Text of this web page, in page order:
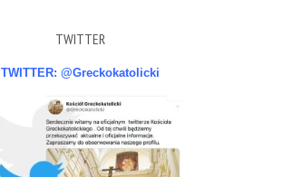
TWITTER
TWITTER: @Greckokatolicki